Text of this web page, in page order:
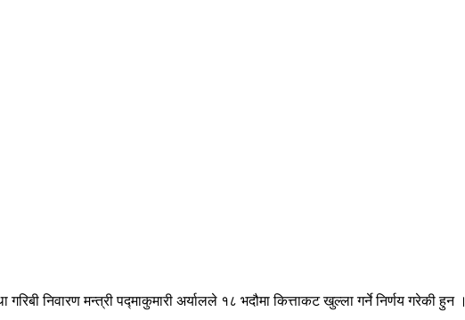
निवारण मन्त्री पद्माकुमारी अर्यालले १८ भदौमा कित्ताकट खुल्ला गर्ने निर्णय गरेकी हुन ।